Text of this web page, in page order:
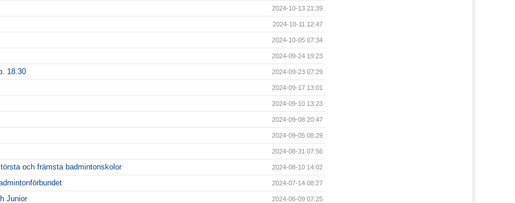
2024-10-13 21:39
2024-10-11 12:47
2024-10-05 07:34
2024-09-24 19:23
18.30 2024-09-23 07:29
2024-09-17 13:01
2024-09-10 13:23
2024-09-08 20:47
2024-09-05 08:29
2024-08-31 07:56
och främsta badmintonskolor 2024-08-10 14:02
2024-07-14 08:27
Junior 2024-06-09 07:25